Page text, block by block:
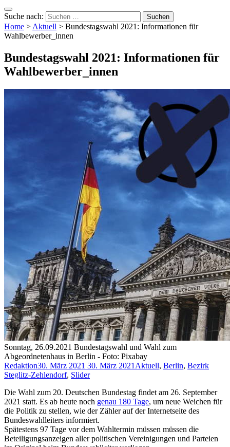
Suche nach:
Home > Aktuell > Bundestagswahl 2021: Informationen für
Wahlbewerber_innen
Bundestagswahl 2021: Informationen für
Wahlbewerber_innen
Sonntag, 26.09.2021 Bundestagswahl und Wahl zum
Abgeordnetenhaus in Berlin - Foto: Pixabay
Redaktion30. März 2021 30. März 2021 Aktuell, Berlin, Bezirk
Steglitz-Zehlendorf, Slider
Die Wahl zum 20. Deutschen Bundestag findet am 26. September
2021 statt. Es ab heute noch genau 180 Tage, um neue Weichen für
die Politik zu stellen, wie der Zähler auf der Internetseite des
Bundeswahlleiters informiert.
Spätestens 97 Tage vor dem Wahltermin müssen müssen die
Beteiligungsanzeigen aller politischen Vereinigungen und Parteien